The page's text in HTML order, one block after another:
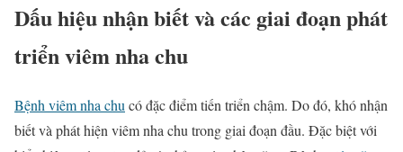
Dấu hiệu nhận biết và các giai đoạn phát
triển viêm nha chu
Bệnh viêm nha chu có đặc điểm tiến triển chậm. Do đó, khó nhận
biết và phát hiện viêm nha chu trong giai đoạn đầu. Đặc biệt với